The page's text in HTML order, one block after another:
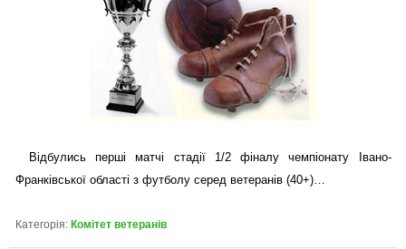
Відбулись перші матчі стадії 1/2 фіналу чемпіонату Івано-
Франківської області з футболу серед ветеранів (40+)…
Категорія: Комітет ветеранів